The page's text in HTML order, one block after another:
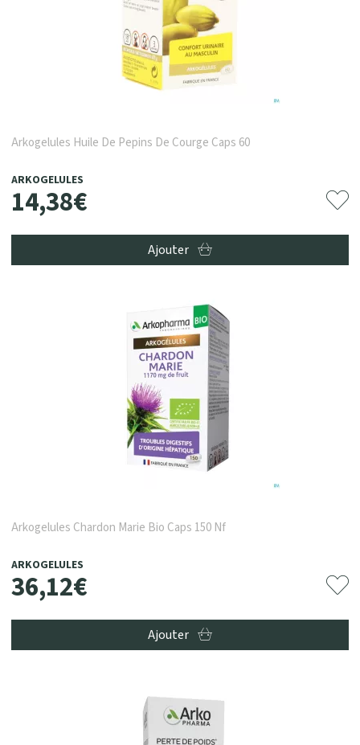
Arkogelules Huile De Pepins De Courge Caps 60
ARKOGELULES
14,38€
Ajouter
Arkogelules Chardon Marie Bio Caps 150 Nf
ARKOGELULES
36,12€
Ajouter